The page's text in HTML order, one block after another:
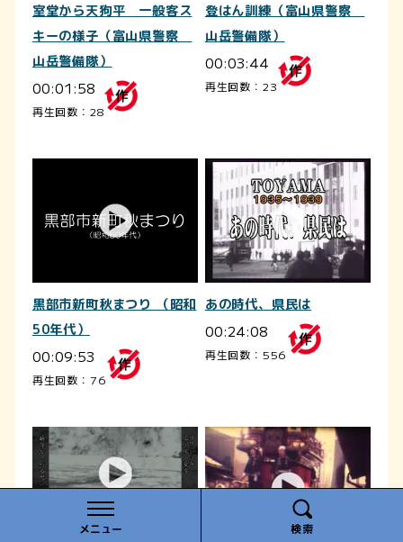
メニュー 検索
室堂から天狗平 一般客ス
キーの様子（富山県警察
山岳警備隊）
00:01:58
再生回数：28
登はん訓練（富山県警察
山岳警備隊）
00:03:44
再生回数：23
黒部市新町秋まつり （昭和
50年代）
00:09:53
再生回数：76
あの時代、県民は
00:24:08
再生回数：556